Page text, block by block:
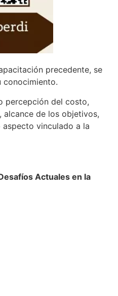
precedente, se
conocimiento.
percepción del costo,
de los objetivos,
vinculado a la
Actuales en la